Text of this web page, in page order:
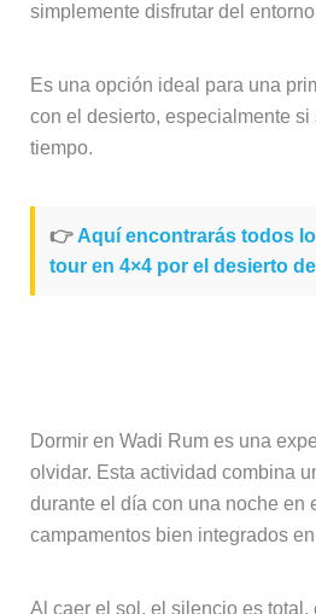
simplemente disfrutar del
Es una opción ideal para una
con el desierto, especialmente
tiempo.
👉 Aquí encontrarás todos
tour en 4×4 por el desierto
Dormir en Wadi Rum es una
olvidar. Esta actividad combina
durante el día con una noche en
campamentos bien integrados
Al caer el sol, el silencio es total,